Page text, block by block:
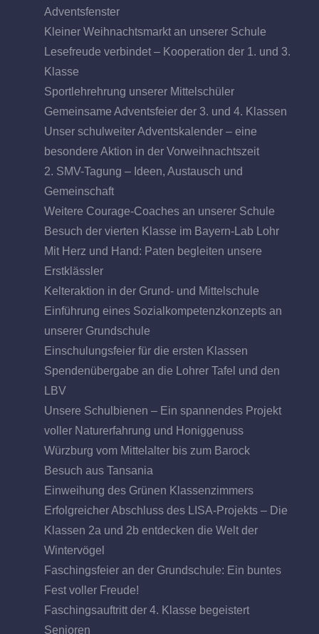
Adventsfenster
Kleiner Weihnachtsmarkt an unserer Schule
Lesefreude verbindet – Kooperation der 1. und 3.
Klasse
Sportlehrehrung unserer Mittelschüler
Gemeinsame Adventsfeier der 3. und 4. Klassen
Unser schulweiter Adventskalender – eine
besondere Aktion in der Vorweihnachtszeit
2. SMV-Tagung – Ideen, Austausch und
Gemeinschaft
Weitere Courage-Coaches an unserer Schule
Besuch der vierten Klasse im Bayern-Lab Lohr
Mit Herz und Hand: Paten begleiten unsere
Erstklässler
Kelteraktion in der Grund- und Mittelschule
Einführung eines Sozialkompetenzkonzepts an
unserer Grundschule
Einschulungsfeier für die ersten Klassen
Spendenübergabe an die Lohrer Tafel und den
LBV
Unsere Schulbienen – Ein spannendes Projekt
voller Naturerfahrung und Honiggenuss
Würzburg vom Mittelalter bis zum Barock
Besuch aus Tansania
Einweihung des Grünen Klassenzimmers
Erfolgreicher Abschluss des LISA-Projekts – Die
Klassen 2a und 2b entdecken die Welt der
Wintervögel
Faschingsfeier an der Grundschule: Ein buntes
Fest voller Freude!
Faschingsauftritt der 4. Klasse begeistert
Senioren